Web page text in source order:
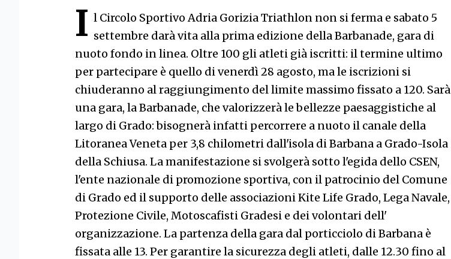
I l Circolo Sportivo Adria Gorizia Triathlon non si ferma e sabato 5
settembre darà vita alla prima edizione della Barbanade, gara di
nuoto fondo in linea. Oltre 100 gli atleti già iscritti: il termine ultimo
per partecipare è quello di venerdì 28 agosto, ma le iscrizioni si
chiuderanno al raggiungimento del limite massimo fissato a 120. Sarà
una gara, la Barbanade, che valorizzerà le bellezze paesaggistiche al
largo di Grado: bisognerà infatti percorrere a nuoto il canale della
Litoranea Veneta per 3,8 chilometri dall'isola di Barbana a Grado-Isola
della Schiusa. La manifestazione si svolgerà sotto l'egida dello CSEN,
l'ente nazionale di promozione sportiva, con il patrocinio del Comune
di Grado ed il supporto delle associazioni Kite Life Grado, Lega Navale,
Protezione Civile, Motoscafisti Gradesi e dei volontari dell'
organizzazione. La partenza della gara dal porticciolo di Barbana è
fissata alle 13. Per garantire la sicurezza degli atleti, dalle 12.30 fino al